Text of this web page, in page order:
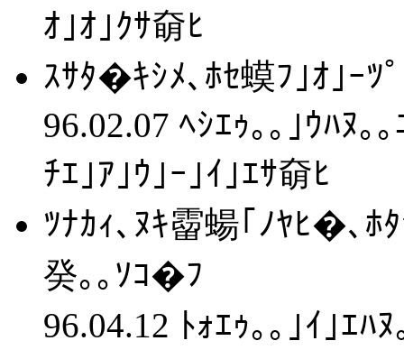
ｵ｣ｵ｣ｸｻ奛ﾋ
ｽｻﾀ�ｷｼﾒ､ﾎｾ蟆ﾌ｣ｵ｣ｰﾂ
96.02.07 ﾍｼｴｩ｡｡｣ｳﾊﾇ｡
ﾁｴ｣ｱ｣ｳ｣ｰ｣ｲ｣ｴｻ奛ﾋ
ﾂﾅｶｨ､ﾇｷ霤蝪｢ﾉﾔﾋ�､ﾎ
癸｡｡ｿｺ�ﾌ
96.04.12 ﾄｫｴｩ｡｡｣ｲ｣ｴﾊ